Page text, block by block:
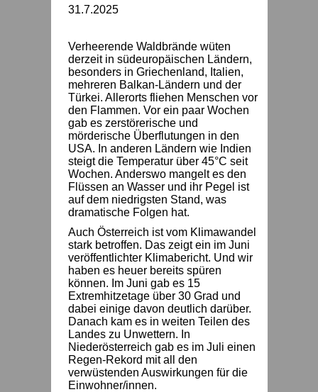
31.7.2025
Verheerende Waldbrände wüten
derzeit in südeuropäischen Ländern,
besonders in Griechenland, Italien,
mehreren Balkan-Ländern und der
Türkei. Allerorts fliehen Menschen vor
den Flammen. Vor ein paar Wochen
gab es zerstörerische und
mörderische Überflutungen in den
USA. In anderen Ländern wie Indien
steigt die Temperatur über 45°C seit
Wochen. Anderswo mangelt es den
Flüssen an Wasser und ihr Pegel ist
auf dem niedrigsten Stand, was
dramatische Folgen hat.
Auch Österreich ist vom Klimawandel
stark betroffen. Das zeigt ein im Juni
veröffentlichter Klimabericht. Und wir
haben es heuer bereits spüren
können. Im Juni gab es 15
Extremhitzetage über 30 Grad und
dabei einige davon deutlich darüber.
Danach kam es in weiten Teilen des
Landes zu Unwettern. In
Niederösterreich gab es im Juli einen
Regen-Rekord mit all den
verwüstenden Auswirkungen für die
Einwohner/innen.